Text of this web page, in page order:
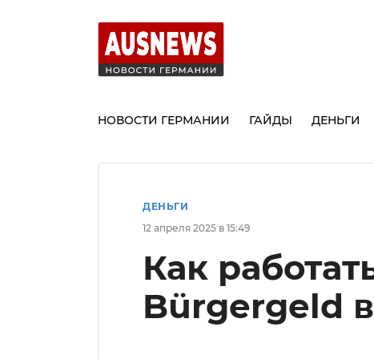
НОВОСТИ ГЕРМАНИИ ГАЙДЫ ДЕНЬГИ
ДЕНЬГИ
12 апреля 2025 в 15:49
Как
Bürgergeld